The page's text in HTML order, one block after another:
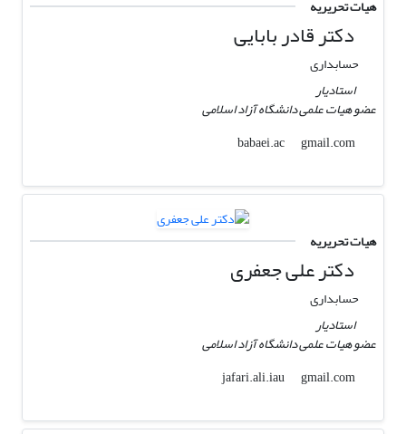
هیات تحریریه
دکتر قادر بابایی
حسابداری
استادیار
عضو هیات علمی دانشگاه آزاد اسلامی
babaei.ac
gmail.com
هیات تحریریه
دکتر علی جعفری
حسابداری
استادیار
عضو هیات علمی دانشگاه آزاد اسلامی
jafari.ali.iau
gmail.com